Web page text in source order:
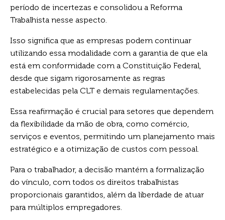
período de incertezas e consolidou a Reforma
Trabalhista nesse aspecto.
Isso significa que as empresas podem continuar
utilizando essa modalidade com a garantia de que ela
está em conformidade com a Constituição Federal,
desde que sigam rigorosamente as regras
estabelecidas pela CLT e demais regulamentações.
Essa reafirmação é crucial para setores que dependem
da flexibilidade da mão de obra, como comércio,
serviços e eventos, permitindo um planejamento mais
estratégico e a otimização de custos com pessoal.
Para o trabalhador, a decisão mantém a formalização
do vínculo, com todos os direitos trabalhistas
proporcionais garantidos, além da liberdade de atuar
para múltiplos empregadores.